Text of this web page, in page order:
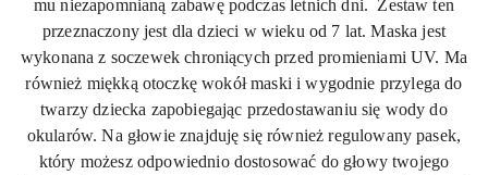
mu niezapomnianą zabawę podczas letnich dni. Zestaw ten
przeznaczony jest dla dzieci w wieku od 7 lat. Maska jest
wykonana z soczewek chroniących przed promieniami UV. Ma
również miękką otoczkę wokół maski i wygodnie przylega do
twarzy dziecka zapobiegając przedostawaniu się wody do
okularów. Na głowie znajduję się również regulowany pasek,
który możesz odpowiednio dostosować do głowy twojego